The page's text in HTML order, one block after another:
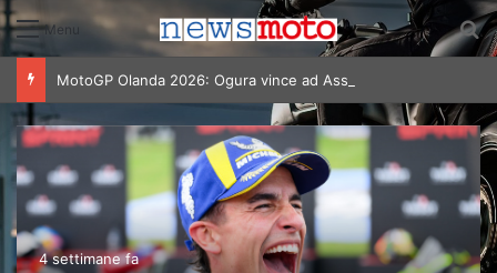
Menu
4 settimane fa